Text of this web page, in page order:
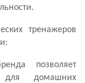
тренажеров
позволяет
для домашних